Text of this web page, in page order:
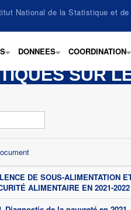
National de la Statistique et de
+ +
DONNEES
+
COORDINATION
SUR
DE SOUS-ALIMENTATION
ALIMENTAIRE EN 2021-2022